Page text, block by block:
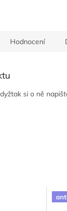
Hodnocení
si o ně